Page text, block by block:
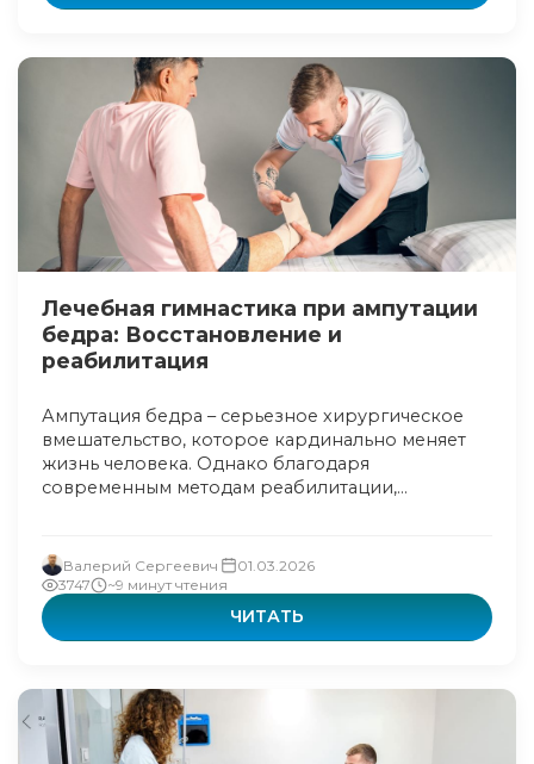
Лечебная гимнастика при ампутации
бедра: Восстановление и
реабилитация
Ампутация бедра – серьезное хирургическое
вмешательство, которое кардинально меняет
жизнь человека. Однако благодаря
современным методам реабилитации,...
Валерий Сергеевич
01.03.2026
3747
~9 минут чтения
ЧИТАТЬ